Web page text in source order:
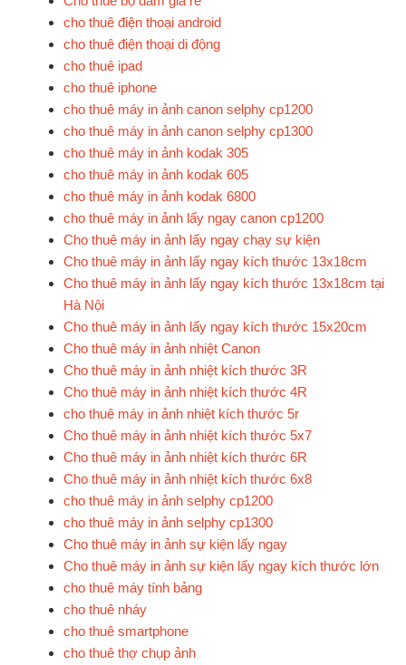
cho thuê điện thoại android
cho thuê điện thoại di động
cho thuê ipad
cho thuê iphone
cho thuê máy in ảnh canon selphy cp1200
cho thuê máy in ảnh canon selphy cp1300
cho thuê máy in ảnh kodak 305
cho thuê máy in ảnh kodak 605
cho thuê máy in ảnh kodak 6800
cho thuê máy in ảnh lấy ngay canon cp1200
Cho thuê máy in ảnh lấy ngay chạy sự kiện
Cho thuê máy in ảnh lấy ngay kích thước 13x18cm
Cho thuê máy in ảnh lấy ngay kích thước 13x18cm tại
Hà Nội
Cho thuê máy in ảnh lấy ngay kích thước 15x20cm
Cho thuê máy in ảnh nhiệt Canon
Cho thuê máy in ảnh nhiệt kích thước 3R
Cho thuê máy in ảnh nhiệt kích thước 4R
cho thuê máy in ảnh nhiệt kích thước 5r
Cho thuê máy in ảnh nhiệt kích thước 5x7
Cho thuê máy in ảnh nhiệt kích thước 6R
Cho thuê máy in ảnh nhiệt kích thước 6x8
cho thuê máy in ảnh selphy cp1200
cho thuê máy in ảnh selphy cp1300
Cho thuê máy in ảnh sự kiện lấy ngay
Cho thuê máy in ảnh sự kiện lấy ngay kích thước lớn
cho thuê máy tính bảng
cho thuê nháy
cho thuê smartphone
cho thuê thợ chụp ảnh